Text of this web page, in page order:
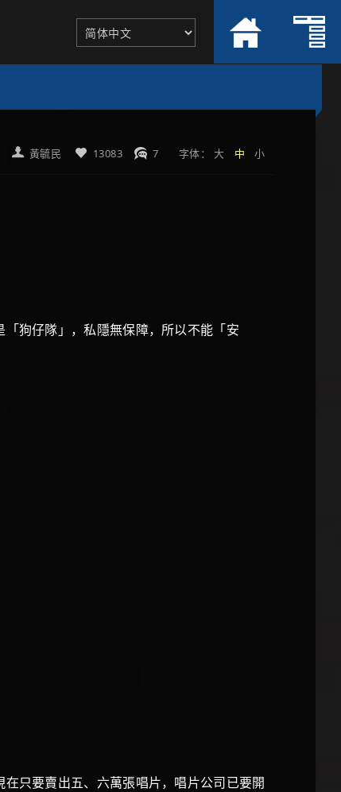
字体：大 中 小
13083 7
黃毓民
狗仔隊」，私隱無保障，所以不能「安
只要賣出五、六萬張唱片，唱片公司已要開